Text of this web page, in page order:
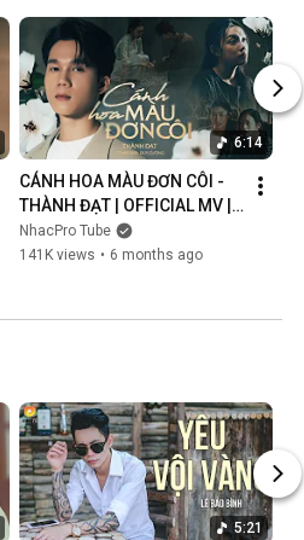
6:14
CÁNH HOA MÀU ĐƠN CÔI -
THÀNH ĐẠT | OFFICIAL MV |
Anh Nghĩ Chắc Là Ý Trời
Nhưng Buồn Lắm Người Ơi...
NhacPro Tube
141K views • 6 months ago
5:21